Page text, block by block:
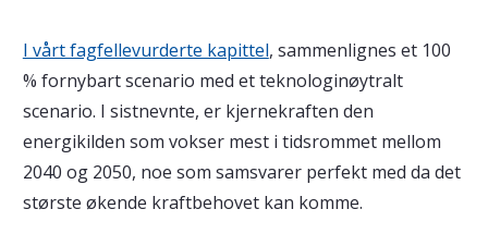
I vårt fagfellevurderte kapittel, sammenlignes et 100
% fornybart scenario med et teknologinøytralt
scenario. I sistnevnte, er kjernekraften den
energikilden som vokser mest i tidsrommet mellom
2040 og 2050, noe som samsvarer perfekt med da det
største økende kraftbehovet kan komme.